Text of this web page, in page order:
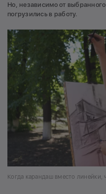
Но, независимо от
погрузились в работу.
Когда карандаш вместо